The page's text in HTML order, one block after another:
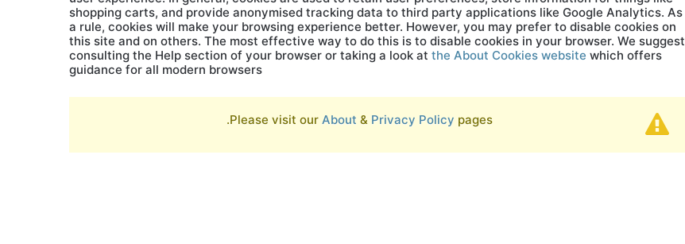
shopping carts, and provide anonymised tracking data to third party applications like Google Analytics. As
a rule, cookies will make your browsing experience better. However, you may prefer to disable cookies on
this site and on others. The most effective way to do this is to disable cookies in your browser. We suggest
consulting the Help section of your browser or taking a look at the About Cookies website which offers
guidance for all modern browsers
Please visit our About & Privacy Policy pages.